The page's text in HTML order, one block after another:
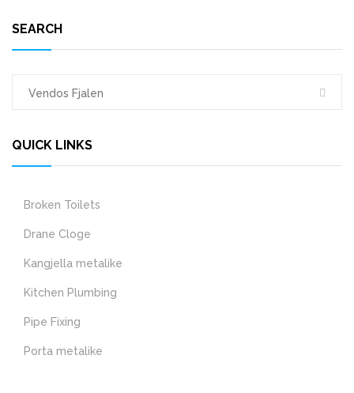
SEARCH
QUICK LINKS
Broken Toilets
Drane Cloge
Kangjella metalike
Kitchen Plumbing
Pipe Fixing
Porta metalike